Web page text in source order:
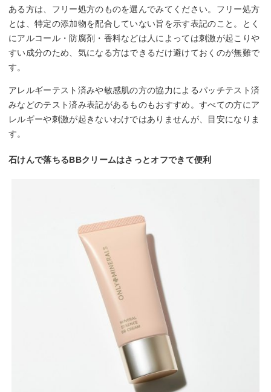
ある方は、フリー処方のものを選んでみてください。フリー処方
とは、特定の添加物を配合していない旨を示す表記のこと。とく
にアルコール・防腐剤・香料などは人によっては刺激が起こりや
すい成分のため、気になる方はできるだけ避けておくのが無難で
す。
アレルギーテスト済みや敏感肌の方の協力によるパッチテスト済
みなどのテスト済み表記があるものもおすすめ。すべての方にア
レルギーや刺激が起きないわけではありませんが、目安になりま
す。
石けんで落ちるBBクリームはさっとオフできて便利